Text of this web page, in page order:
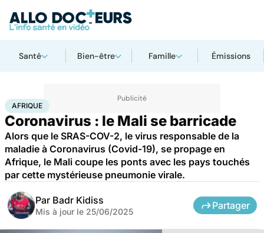
Santé Bien-être Famille Émissions
AccueilSanté Maladies infectieuses
AFRIQUE
Coronavirus : le Mali se barricade
Alors que le SRAS-COV-2, le virus responsable de la
maladie à Coronavirus (Covid-19), se propage en
Afrique, le Mali coupe les ponts avec les pays touchés
par cette mystérieuse pneumonie virale.
Par Badr Kidiss
Mis à jour le 25/06/2025
Partager